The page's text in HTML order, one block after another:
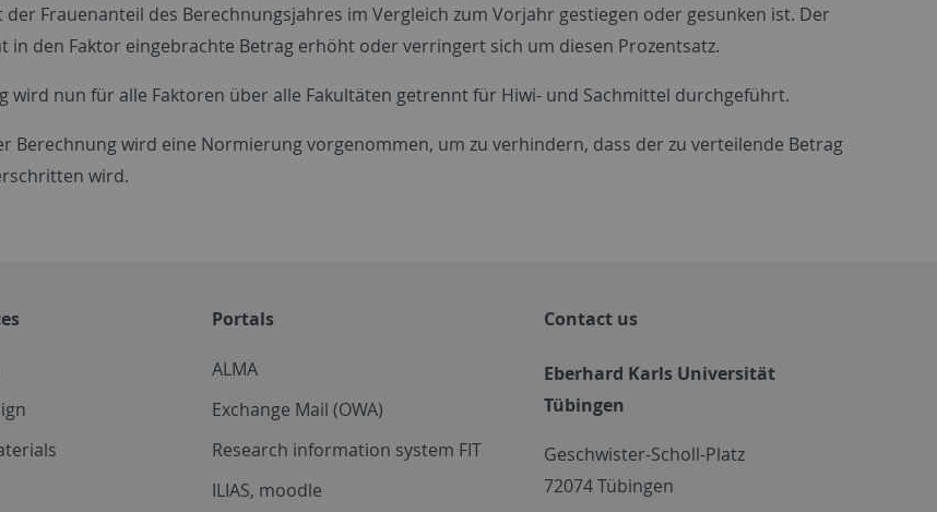
der Frauenanteil des Berechnungsjahres im Vergleich zum Vorjahr gestiegen oder gesunken ist. Der
in den Faktor eingebrachte Betrag erhöht oder verringert sich um diesen Prozentsatz.
wird nun für alle Faktoren über alle Fakultäten getrennt für Hiwi- und Sachmittel durchgeführt.
Berechnung wird eine Normierung vorgenommen, um zu verhindern, dass der zu verteilende Betrag
wird.
Portals
ALMA
Exchange Mail (OWA)
Research information system FIT
ILIAS, moodle
Contact us
Eberhard Karls Universität
Tübingen
Geschwister-Scholl-Platz
72074 Tübingen